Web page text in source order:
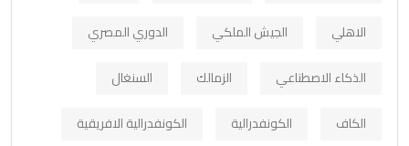
الاهلي
الجيش الملكي
الدوري المصري
الذكاء الاصطناعي
الزمالك
السنغال
الكاف
الكونفدرالية
الكونفدرالية الافريقية